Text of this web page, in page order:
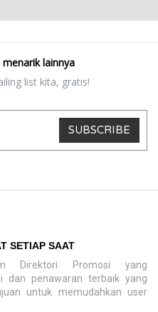
lainnya
list kita, gratis!
SUBSCRIBE
SETIAP SAAT
Direktori Promosi yang
dan penawaran terbaik yang
untuk memudahkan user